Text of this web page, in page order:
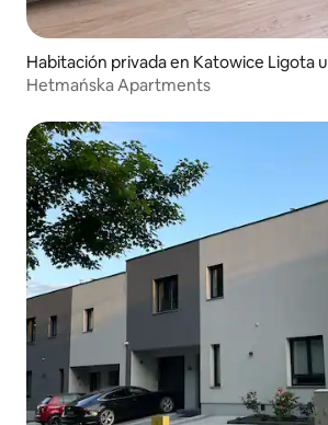
Habitación privada en Katowice Ligota ul
Hetmańska Apartments